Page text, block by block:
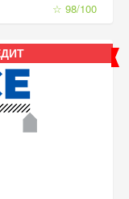
☆ 98/100